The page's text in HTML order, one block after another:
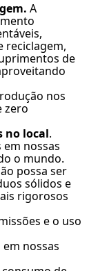
A
reciclagem,
de
nos
zero
no local.
em nossas
o mundo.
possa ser
sólidos e
rigorosos
e o uso
nossas